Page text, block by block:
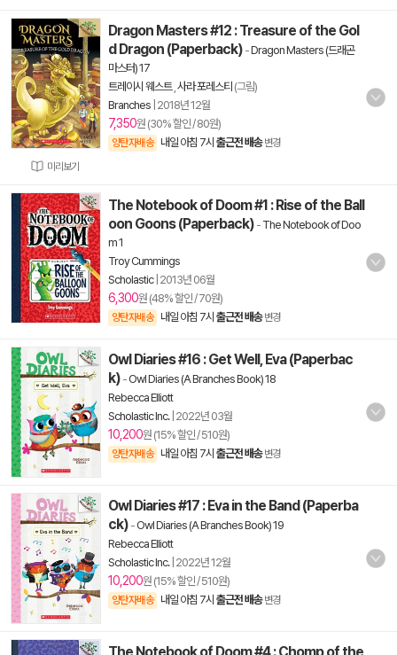
미리보기
Dragon Masters #12 : Treasure of the Gol
d Dragon (Paperback) -Dragon Masters (드래곤
마스터) 17
트레이시 웨스트, 사라 포레스티 (그림)
Branches 2018년 12월
7,350원 (30% 할인 / 80원)
양탄자배송 내일 아침 7시 출근전 배송 변경
The Notebook of Doom #1 : Rise of the Ball
oon Goons (Paperback) - The Notebook of Doo
m 1
Troy Cummings
Scholastic| 2013년 06월
6,300원 (48% 할인 / 70원)
양탄자배송 내일 아침 7시 출근전 배송 변경
Owl Diaries #16 : Get Well, Eva (Paperbac
k) -Owl Diaries (A Branches Book) 18
Rebecca Elliott
Scholastic Inc.| 2022년 03월
10,200원 (15% 할인 / 510원)
양탄자배송 내일 아침 7시 출근전 배송 변경
Owl Diaries #17 : Eva in the Band (Paperba
ck) -Owl Diaries (A Branches Book) 19
Rebecca Elliott
Scholastic Inc.| 2022년 12월
10,200원 (15% 할인 / 510원)
양탄자배송 내일 아침 7시 출근전 배송 변경